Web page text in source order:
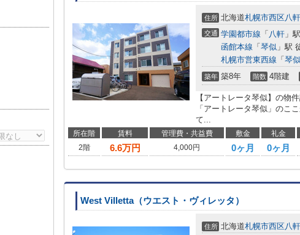
住所 北海道札幌市西区八
交通 学園都市線 「 八軒 」
函館本線 「 琴似 」駅
札幌市営東西線 「 琴似
築年 築8年 階数 4階建
【アートレータ琴似】の物
「アートレータ琴似」のこ
て...
所在階 賃料 管理費・共益費 敷金 礼金
2階
6.6万円 4,000円 0ヶ月 0ヶ月
West Villetta（ウエスト・ヴィレッタ）
住所 北海道札幌市西区八